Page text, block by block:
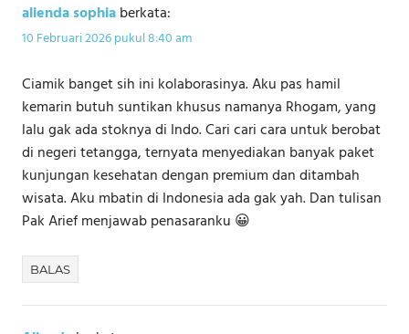
alienda sophiaberkata:
10 Februari 2026 pukul 8:40 am
Ciamik banget sih ini kolaborasinya. Aku pas hamil
kemarin butuh suntikan khusus namanya Rhogam, yang
lalu gak ada stoknya di Indo. Cari cari cara untuk berobat
di negeri tetangga, ternyata menyediakan banyak paket
kunjungan kesehatan dengan premium dan ditambah
wisata. Aku mbatin di Indonesia ada gak yah. Dan tulisan
Pak Arief menjawab penasaranku 😀
BALAS